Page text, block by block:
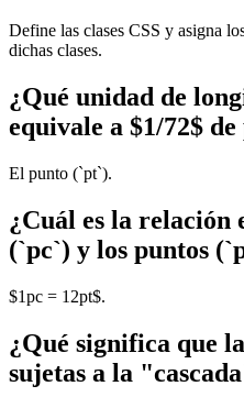
Define las clases CSS y asigna
dichas clases.
¿Qué unidad de
equivale a $1/72$
El punto (`pt`).
¿Cuál es la relación
(`pc`) y los puntos
$1pc = 12pt$.
¿Qué significa que
sujetas a la